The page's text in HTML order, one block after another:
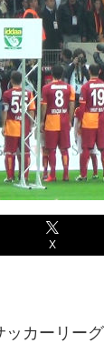
X
ッカーリー